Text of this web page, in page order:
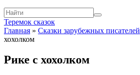
Теремок сказок
Главная » Сказки зарубежных писателей
хохолком
Рике с хохолком